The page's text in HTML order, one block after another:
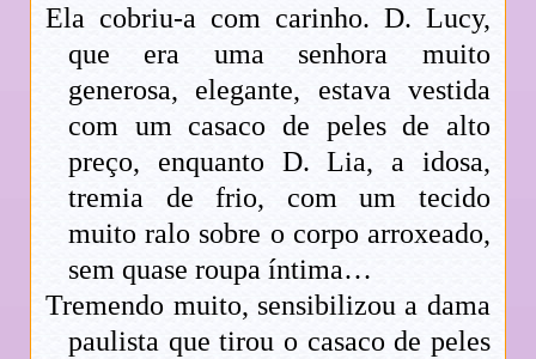
Ela cobriu-a com carinho. D. Lucy,
que era uma senhora muito
generosa, elegante, estava vestida
com um casaco de peles de alto
preço, enquanto D. Lia, a idosa,
tremia de frio, com um tecido
muito ralo sobre o corpo arroxeado,
sem quase roupa íntima…
Tremendo muito, sensibilizou a dama
paulista que tirou o casaco de peles